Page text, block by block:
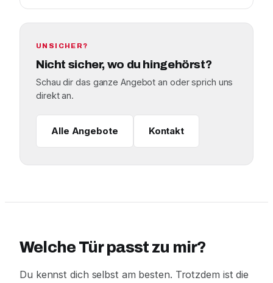
UNSICHER?
Nicht sicher, wo du hingehörst?
Schau dir das ganze Angebot an oder sprich uns
direkt an.
Alle Angebote Kontakt
Welche Tür passt zu mir?
Du kennst dich selbst am besten. Trotzdem ist die